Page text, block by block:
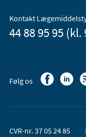
Kontakt
44 88 95 95 (kl.
Følg os
CVR-nr. 37 05 24 85